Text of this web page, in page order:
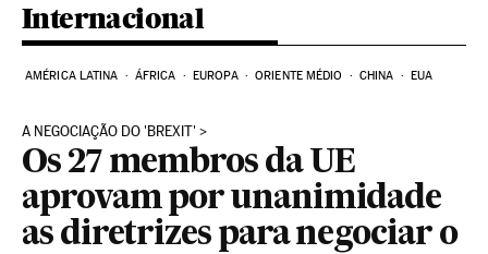
Internacional
AMÉRICA LATINA ÁFRICA EUROPA ORIENTE MÉDIO CHINA EUA
A NEGOCIAÇÃO DO 'BREXIT'
Os 27 membros da UE
aprovam por unanimidade
as diretrizes para negociar o